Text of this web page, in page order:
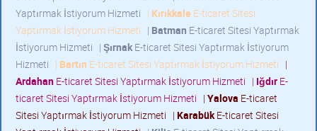
Yaptırmak İstiyorum Hizmeti | Kırıkkale E-ticaret Sitesi
Yaptırmak İstiyorum Hizmeti | Batman E-ticaret Sitesi Yaptırmak
İstiyorum Hizmeti | ŞırnakE-ticaret Sitesi Yaptırmak İstiyorum
Hizmeti | Bartın E-ticaret Sitesi Yaptırmak İstiyorum Hizmeti |
Ardahan E-ticaret Sitesi Yaptırmak İstiyorum Hizmeti | Iğdır E-
ticaret Sitesi Yaptırmak İstiyorum Hizmeti | Yalova E-ticaret
Sitesi Yaptırmak İstiyorum Hizmeti | KarabükE-ticaret Sitesi